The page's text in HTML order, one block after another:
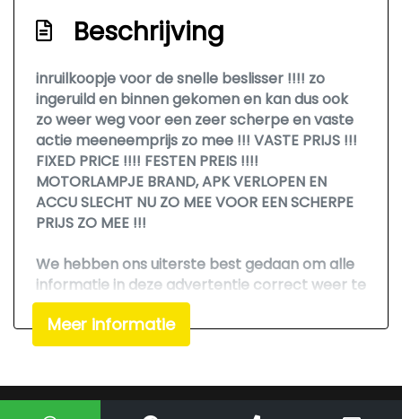
Exterieur
Antenne
Elektrisch bedienbare ramen voor
Trekhaak
Comfort
Boordcomputer
Cruise control
Beschrijving
inruilkoopje voor de snelle beslisser !!!! zo
ingeruild en binnen gekomen en kan dus ook
zo weer weg voor een zeer scherpe en vaste
actie meeneemprijs zo mee !!! VASTE PRIJS !!!
FIXED PRICE !!!! FESTEN PREIS !!!!
MOTORLAMPJE BRAND, APK VERLOPEN EN
ACCU SLECHT NU ZO MEE VOOR EEN SCHERPE
PRIJS ZO MEE !!!
We hebben ons uiterste best gedaan om alle
informatie in deze advertentie correct weer te
geven. Er kunnen echter geen rechten worden
ontleend aan de verstrekte informatie in de
advertentie. Vertrouw niet alleen op deze
welke voor jou belangrijk zijn en je beslissing
Meer informatie